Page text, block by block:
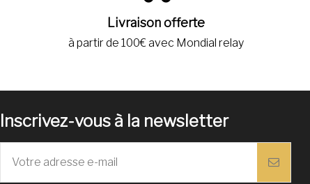
Livraison offerte
à partir de 100€ avec Mondial relay
Inscrivez-vous à la newsletter